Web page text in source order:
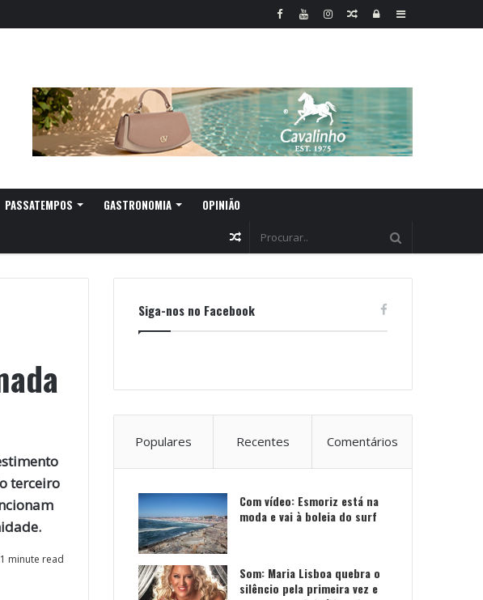
Sidebar
Log
Random
PASSATEMPOS GASTRONOMIA OPINIÃO
Random
terceiro
1 minute read
Siga-nos no Facebook
Populares Recentes Comentários
Com vídeo: Esmoriz está na
moda e vai à boleia do surf
Som: Maria Lisboa quebra o
silêncio pela primeira vez e